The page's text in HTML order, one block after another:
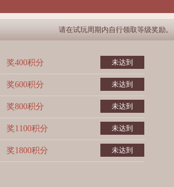
请在试玩周期内自行领取等级奖励。
奖400积分 未达到
奖600积分 未达到
奖800积分 未达到
奖1100积分 未达到
奖1800积分 未达到